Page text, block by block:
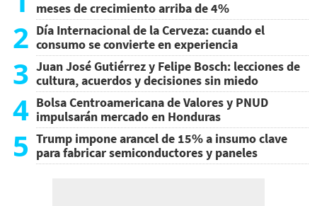
meses de crecimiento arriba de 4%
2 Día Internacional de la Cerveza: cuando el
consumo se convierte en experiencia
3 Juan José Gutiérrez y Felipe Bosch: lecciones de
cultura, acuerdos y decisiones sin miedo
4 Bolsa Centroamericana de Valores y PNUD
impulsarán mercado en Honduras
5 Trump impone arancel de 15% a insumo clave
para fabricar semiconductores y paneles